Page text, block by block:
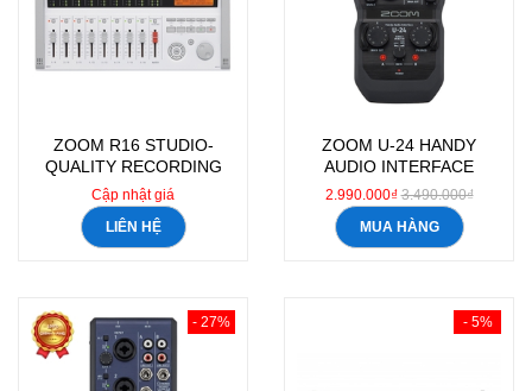
ZOOM R16 STUDIO-
QUALITY RECORDING
Cập nhật giá
LIÊN HỆ
ZOOM U-24 HANDY
AUDIO INTERFACE
2.990.000₫3.490.000₫
MUA HÀNG
- 27% - 5%